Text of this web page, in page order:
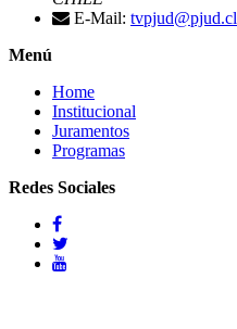
E-Mail: tvpjud@pjud.cl
Menú
Home
Institucional
Juramentos
Programas
Redes Sociales